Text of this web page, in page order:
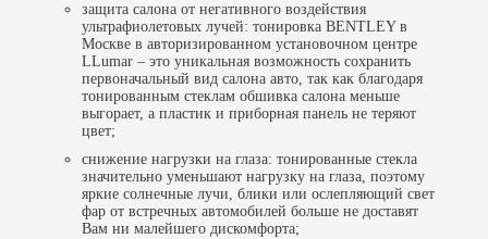
защита салона от негативного воздействия
ультрафиолетовых лучей: тонировка BENTLEY в
Москве в авторизированном установочном центре
LLumar – это уникальная возможность сохранить
первоначальный вид салона авто, так как благодаря
тонированным стеклам обшивка салона меньше
выгорает, а пластик и приборная панель не теряют
цвет;
снижение нагрузки на глаза: тонированные стекла
значительно уменьшают нагрузку на глаза, поэтому
яркие солнечные лучи, блики или ослепляющий свет
фар от встречных автомобилей больше не доставят
Вам ни малейшего дискомфорта;